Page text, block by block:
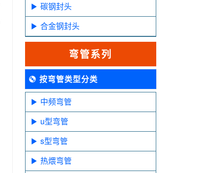
碳钢封头
合金钢封头
弯管系列
按弯管类型分类
中频弯管
u型弯管
s型弯管
热煨弯管